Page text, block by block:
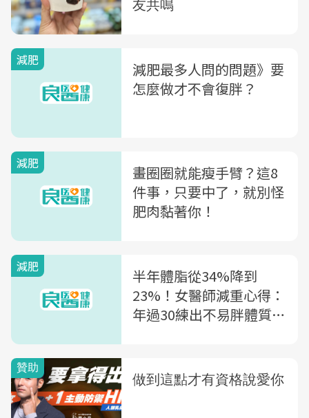
減肥
減肥最多人問的問題》要
怎麼做才不會復胖？
減肥
畫圈圈就能瘦手臂？這8
件事，只要中了，就別怪
肥肉黏著你！
減肥
半年體脂從34%降到
23%！女醫師減重心得：
年過30練出不易胖體質，